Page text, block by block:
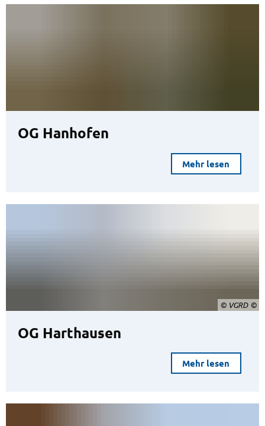
OG Hanhofen
Mehr lesen
© VGRD
OG Harthausen
Mehr lesen